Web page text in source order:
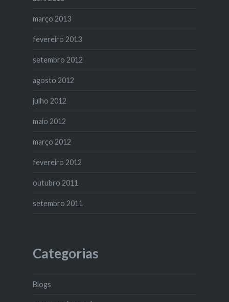
março 2013
fevereiro 2013
setembro 2012
agosto 2012
julho 2012
maio 2012
março 2012
fevereiro 2012
outubro 2011
setembro 2011
Categorias
Blogs